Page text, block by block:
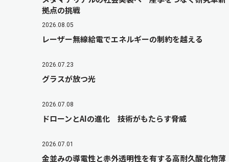
拠点の挑戦
2026.08.05
レーザー無線給電でエネルギーの制約を越える
2026.07.23
グラスが放つ光
2026.07.08
ドローンとAIの進化 技術がもたらす脅威
2026.07.01
金並みの導電性と赤外透明性を有する高耐久酸化物薄